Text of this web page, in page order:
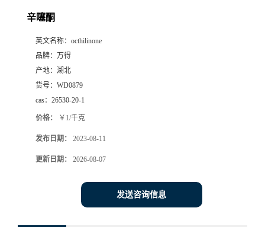
辛噻酮
英文名称： octhilinone
品牌： 万得
产地： 湖北
货号： WD0879
cas： 26530-20-1
价格： ￥1/千克
发布日期： 2023-08-11
更新日期： 2026-08-07
发送咨询信息